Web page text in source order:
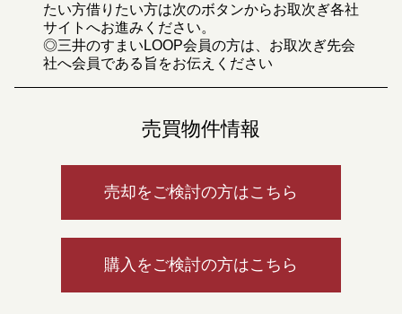
たい方借りたい方は次のボタンからお取次ぎ各社
サイトへお進みください。
◎三井のすまいLOOP会員の方は、お取次ぎ先会
社へ会員である旨をお伝えください
売買物件情報
売却をご検討の方はこちら
購入をご検討の方はこちら